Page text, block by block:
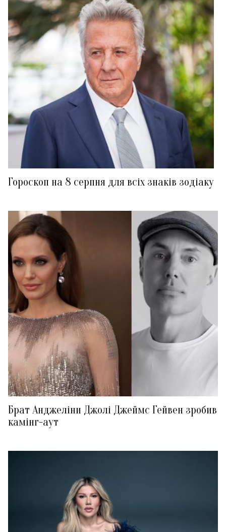
Гороскоп на 8 серпня для всіх знаків зодіаку
Брат Анджеліни Джолі Джеймс Гейвен зробив
камінг-аут